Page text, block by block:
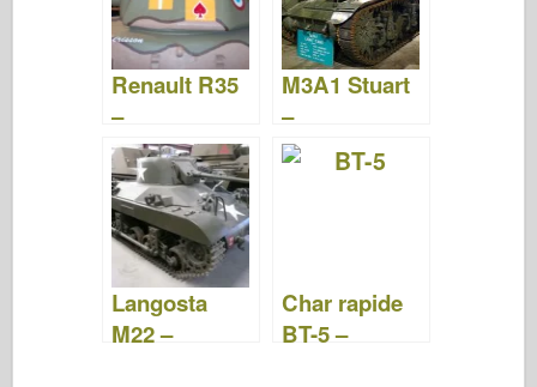
Renault R35
–
WalkAround
M3A1 Stuart
–
WalkAround
Langosta
M22 –
Char rapide
BT-5 –